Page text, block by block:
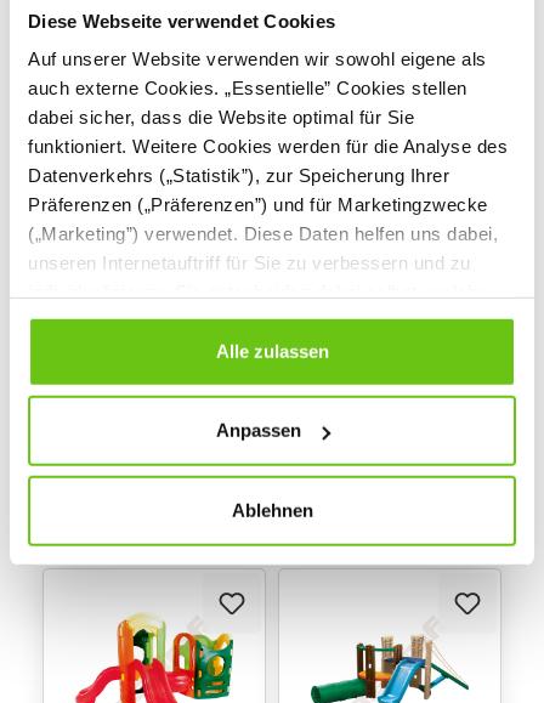
Diese Webseite verwendet Cookies
Auf unserer Website verwenden wir sowohl eigene als
auch externe Cookies. „Essentielle” Cookies stellen
dabei sicher, dass die Website optimal für Sie
funktioniert. Weitere Cookies werden für die Analyse des
Datenverkehrs („Statistik”), zur Speicherung Ihrer
Präferenzen („Präferenzen”) und für Marketingzwecke
(„Marketing”) verwendet. Diese Daten helfen uns dabei,
unseren Internetauftriff für Sie zu verbessern und zu
Cookies Sie erlauben. Verweigern Sie Ihre Zustimmung,
wählen Sie „Alle ablehnen” – in diesem Fall werden nur
Daten verarbeitet, die für den Besuch unserer Website
jederzeit ändern, indem Sie auf die Schaltfläche unten
links klicken. Weitere Informationen zur Datennutzung
Alle zulassen
Anpassen
Ablehnen
Sandkasten -
Schildkröte, hellgrün
107082
Super-Rutsche, grün
Produktnummer: